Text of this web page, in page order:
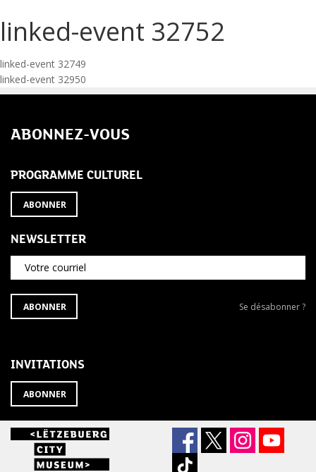
linked-event 32752
Navigation
de
l’article
linked-event 32749
linked-event 32950
ABONNEZ-VOUS
PROGRAMME CULTUREL
ABONNER
NEWSLETTER
Votre courriel
S'ABONNER
À
ABONNER
Se
Se désabonner ?
INVITATIONS
ABONNER